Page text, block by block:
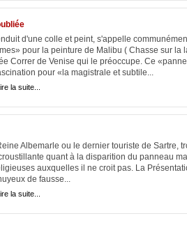
d'une colle et peint, s'appelle
pour la peinture de Malibu ( Chasse sur la
Correr de Venise qui le préoccupe. Ce
pour «la magistrale et subtile...
la suite...
Albemarle ou le dernier touriste de Sartre,
quant à la disparition du panneau
auxquelles il ne croit pas. La
de fausse...
la suite...